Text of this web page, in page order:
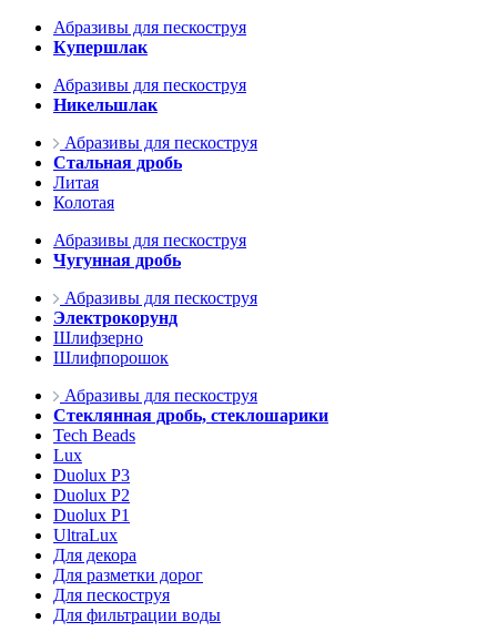
Абразивы для пескоструя
Купершлак
Абразивы для пескоструя
Никельшлак
Абразивы для пескоструя
Стальная дробь
Литая
Колотая
Абразивы для пескоструя
Чугунная дробь
Абразивы для пескоструя
Электрокорунд
Шлифзерно
Шлифпорошок
Абразивы для пескоструя
Стеклянная дробь, стеклошарики
Tech Beads
Lux
Duolux P3
Duolux P2
Duolux P1
UltraLux
Для декора
Для разметки дорог
Для пескоструя
Для фильтрации воды